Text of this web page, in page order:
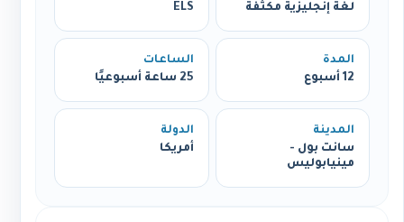
لغة إنجليزية مكثفة
ELS
المدة
12 أسبوع
الساعات
25 ساعة أسبوعيًا
المدينة
سانت بول -
مينيابوليس
الدولة
أمريكا